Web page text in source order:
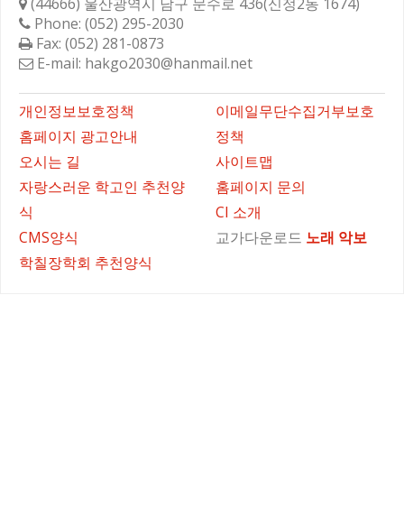
Phone: (052) 295-2030
Fax: (052) 281-0873
E-mail: hakgo2030@hanmail.net
개인정보보호정책
홈페이지 광고안내
오시는 길
자랑스러운 학고인 추천양
식
CMS양식
학칠장학회 추천양식
이메일무단수집거부보호
정책
사이트맵
홈페이지 문의
CI 소개
교가다운로드 노래 악보